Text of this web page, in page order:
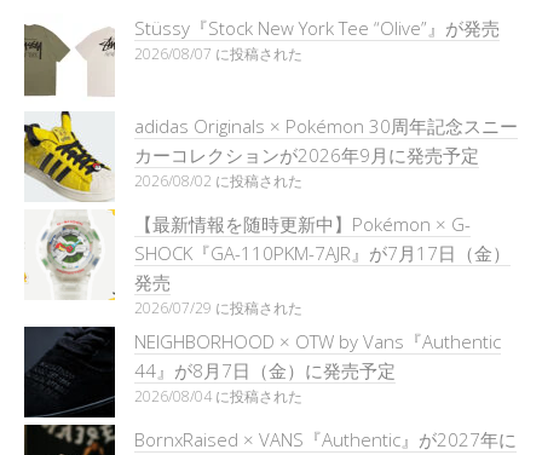
Stüssy『Stock New York Tee “Olive”』が発売
2026/08/07 に投稿された
adidas Originals × Pokémon 30周年記念スニー
カーコレクションが2026年9月に発売予定
2026/08/02 に投稿された
【最新情報を随時更新中】Pokémon × G-
SHOCK『GA-110PKM-7AJR』が7月17日（金）
発売
2026/07/29 に投稿された
NEIGHBORHOOD × OTW by Vans『Authentic
44』が8月7日（金）に発売予定
2026/08/04 に投稿された
BornxRaised × VANS『Authentic』が2027年に